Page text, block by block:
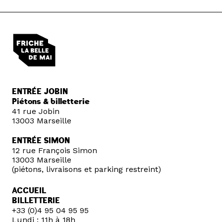
ENTRÉE JOBIN
Piétons & billetterie
41 rue Jobin
13003 Marseille
ENTRÉE SIMON
12 rue François Simon
13003 Marseille
(piétons, livraisons et parking restreint)
ACCUEIL
BILLETTERIE
+33 (0)4 95 04 95 95
Lundi : 11h à 18h